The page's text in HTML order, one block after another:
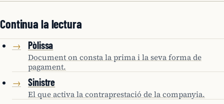
Continua la lectura
→ Pòlissa
Document on consta la prima i la seva forma de
pagament.
→ Sinistre
El que activa la contraprestació de la companyia.